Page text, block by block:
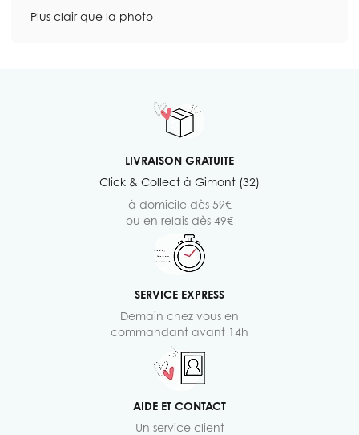
Plus clair que la photo
LIVRAISON GRATUITE
Click & Collect à Gimont (32)
à domicile dès 59€
ou en relais dès 49€
SERVICE EXPRESS
Demain chez vous en
commandant avant 14h
AIDE ET CONTACT
Un service client